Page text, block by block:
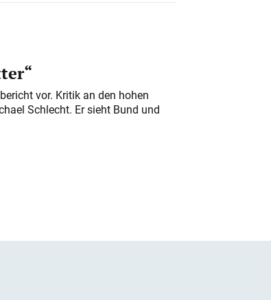
vor. Kritik an den hohen
Schlecht. Er sieht Bund und